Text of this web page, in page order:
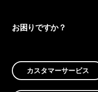
お困りですか？
カスタマーサービス